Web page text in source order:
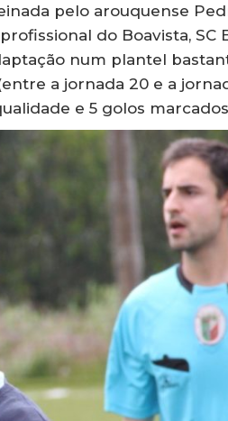
pelo arouquense
do Boavista, SC
num plantel
a jornada 20 e a
e 5 golos